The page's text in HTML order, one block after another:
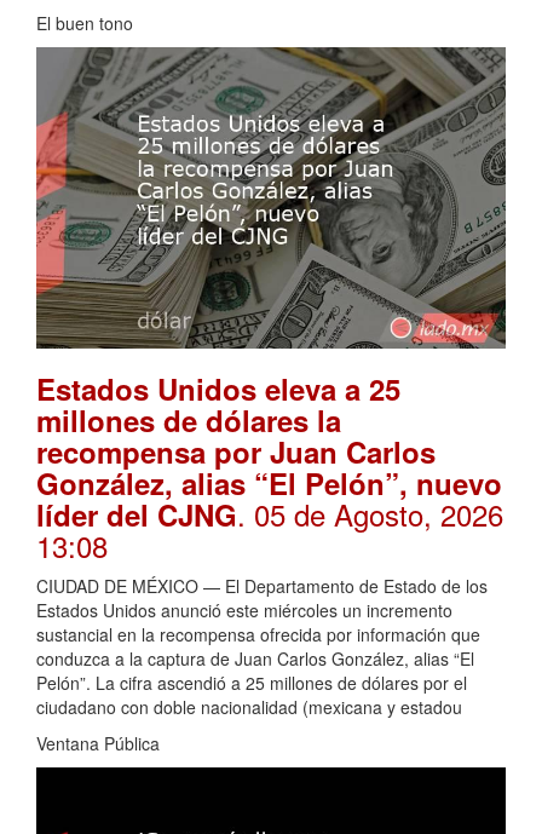
El buen tono
Estados Unidos eleva a 25
millones de dólares la
recompensa por Juan Carlos
González, alias “El Pelón”, nuevo
líder del CJNG. 05 de Agosto, 2026
13:08
CIUDAD DE MÉXICO — El Departamento de Estado de los
Estados Unidos anunció este miércoles un incremento
sustancial en la recompensa ofrecida por información que
conduzca a la captura de Juan Carlos González, alias “El
Pelón”. La cifra ascendió a 25 millones de dólares por el
ciudadano con doble nacionalidad (mexicana y estadou
Ventana Pública